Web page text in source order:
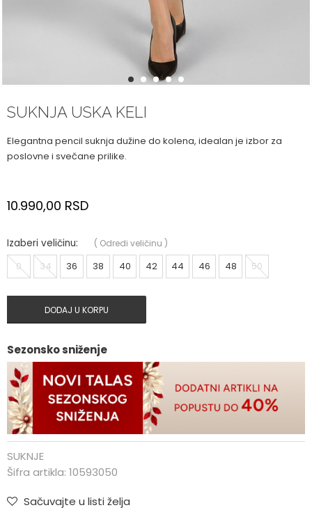
1 2 3 4 5
SUKNJA USKA KELI
Elegantna pencil suknja dužine do kolena, idealan je izbor za
poslovne i svečane prilike.
10.990,00 RSD
Izaberi veličinu: ( Odredi veličinu )
0 34 36 38 40 42 44 46 48 50
DODAJ U KORPU
Sezonsko sniženje
SUKNJE
Šifra artikla: 10593050
Sačuvajte u listi želja